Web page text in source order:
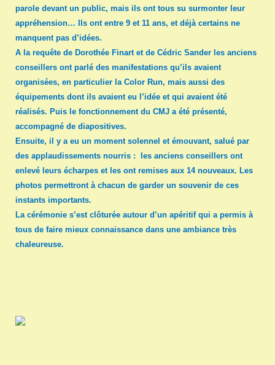
parole devant un public, mais ils ont tous su surmonter leur
appréhension… Ils ont entre 9 et 11 ans, et déjà certains ne
manquent pas d’idées.
A la requête de Dorothée Finart et de Cédric Sander les anciens
conseillers ont parlé des manifestations qu’ils avaient
organisées, en particulier la Color Run, mais aussi des
équipements dont ils avaient eu l’idée et qui avaient été
réalisés. Puis le fonctionnement du CMJ a été présenté,
accompagné de diapositives.
Ensuite, il y a eu un moment solennel et émouvant, salué par
des applaudissements nourris : les anciens conseillers ont
enlevé leurs écharpes et les ont remises aux 14 nouveaux. Les
photos permettront à chacun de garder un souvenir de ces
instants importants.
La cérémonie s’est clôturée autour d’un apéritif qui a permis à
tous de faire mieux connaissance dans une ambiance très
chaleureuse.